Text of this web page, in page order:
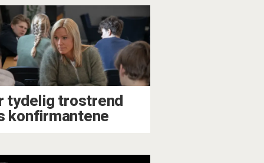
tydelig trostrend
konfirmantene